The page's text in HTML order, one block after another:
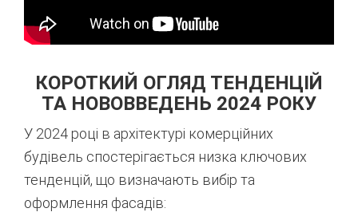
КОРОТКИЙ ОГЛЯД ТЕНДЕНЦІЙ
ТА НОВОВВЕДЕНЬ 2024 РОКУ
У 2024 році в архітектурі комерційних
будівель спостерігається низка ключових
тенденцій, що визначають вибір та
оформлення фасадів: